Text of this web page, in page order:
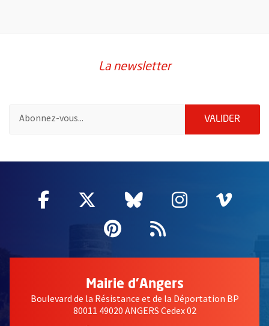
La newsletter
VALIDER
Facebook
, Ouvre une nouvelle fenêtre
Twitter
, Ouvre une nouvelle
Bluesky
, Ouvre une
Instagram
, Ouvre
,
Pinterest
, Ouvre une
Flux RSS
Mairie d'Angers
Boulevard de la Résistance et de la Déportation BP
80011 49020 ANGERS Cedex 02